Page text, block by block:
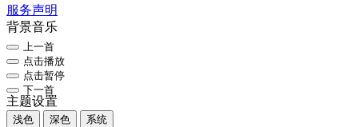
服务声明
背景音乐
上一首
点击播放
点击暂停
下一首
主题设置
浅色 深色
系统